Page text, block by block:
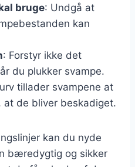
bruge: Undgå at
kan
: Forstyr ikke det
du plukker svampe.
tillader svampene at
at de bliver beskadiget.
kan du nyde
bæredygtig og sikker